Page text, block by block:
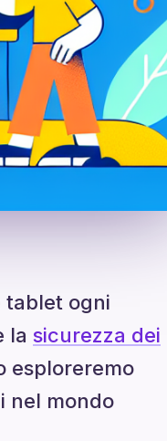
tablet ogni
la sicurezza dei
esploreremo
nel mondo